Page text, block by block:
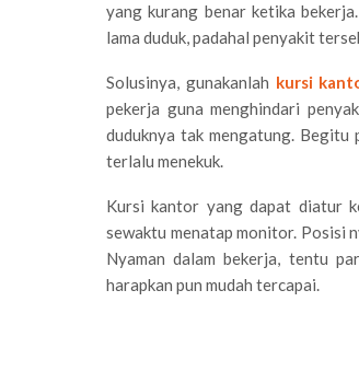
yang kurang benar ketika
lama duduk, padahal penyakit
Solusinya, gunakanlah kursi
pekerja guna menghindari
duduknya tak mengatung. Begitu
terlalu menekuk.
Kursi kantor yang dapat diatur
sewaktu menatap monitor. Posisi
Nyaman dalam bekerja, tentu
harapkan pun mudah tercapai.